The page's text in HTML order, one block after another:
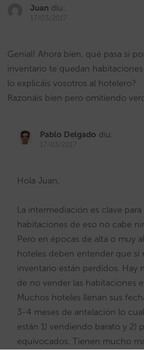
Juan diu:
17/03/2017
Genial! Ahora bien, qué pasa si
inventario te quedan habitaciones
lo explicáis vosotros al hotelero?
Razonáis bien pero omitiendo
Pablo Delgado diu:
17/03/2017
Hola Juan,
La intermediación es clave
habitaciones de eso no cabe
Pero en épocas de alta o muy
hoteles deben entender que si
inventario están perdidos. Hay
de no vender las habitaciones
Muchos hoteles llenan sus
3-4 meses de antelación lo
están 1) vendiendo barato y 2)
equivocados. Tienen mucho